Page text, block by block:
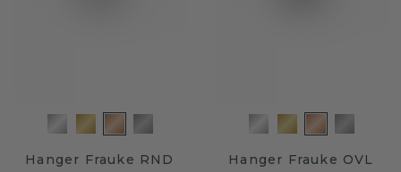
Hanger Frauke RND
Hanger Frauke OVL